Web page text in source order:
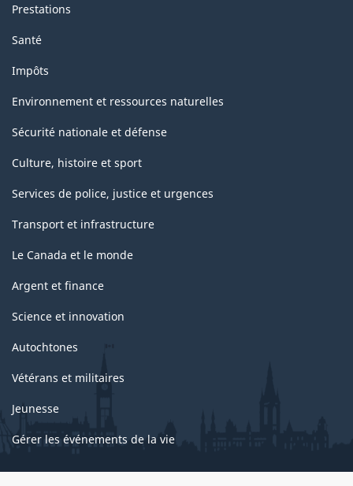
Prestations
Santé
Impôts
Environnement et ressources naturelles
Sécurité nationale et défense
Culture, histoire et sport
Services de police, justice et urgences
Transport et infrastructure
Le Canada et le monde
Argent et finance
Science et innovation
Autochtones
Vétérans et militaires
Jeunesse
Gérer les événements de la vie